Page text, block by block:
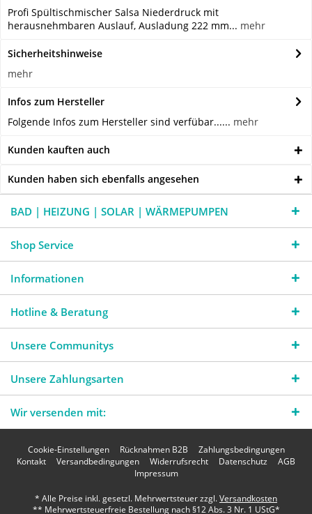
Profi Spültischmischer Salsa Niederdruck mit
herausnehmbaren Auslauf, Ausladung 222 mm... mehr
Sicherheitshinweise
mehr
Infos zum Hersteller
Folgende Infos zum Hersteller sind verfübar...... mehr
Kunden kauften auch
Kunden haben sich ebenfalls angesehen
BAD | HEIZUNG | SOLAR | WÄRMEPUMPEN
Shop Service
Informationen
Hotline & Beratung
Unsere Communitys
Unsere Zahlungsarten
Wir versenden mit:
Cookie-Einstellungen Rücknahmen B2B
Zahlungsbedingungen
Kontakt
Versandbedingungen Widerrufsrecht Datenschutz
AGB
Impressum
* Alle Preise inkl. gesetzl. Mehrwertsteuer zzgl.Versandkosten
** Mehrwertsteuerfreie Bestellung nach §12 Abs. 3 Nr. 1 UStG*